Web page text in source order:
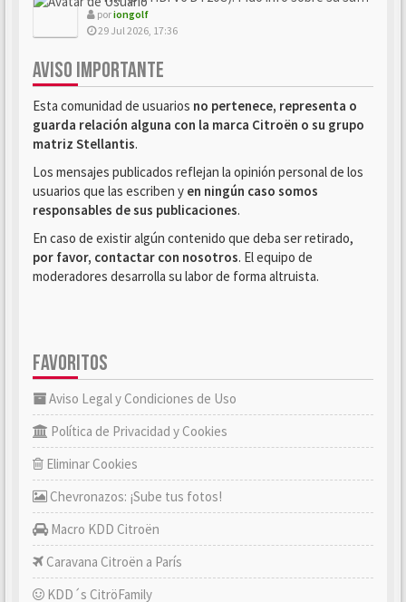
poriongolf
29 Jul 2026, 17:36
AVISO IMPORTANTE
Esta comunidad de usuarios no pertenece, representa o
guarda relación alguna con la marca Citroën o su grupo
matriz Stellantis.
Los mensajes publicados reflejan la opinión personal de los
usuarios que las escriben y en ningún caso somos
responsables de sus publicaciones.
En caso de existir algún contenido que deba ser retirado,
por favor, contactar con nosotros. El equipo de
moderadores desarrolla su labor de forma altruista.
FAVORITOS
Aviso Legal y Condiciones de Uso
Política de Privacidad y Cookies
Eliminar Cookies
Chevronazos: ¡Sube tus fotos!
Macro KDD Citroën
Caravana Citroën a París
KDD´s CitröFamily